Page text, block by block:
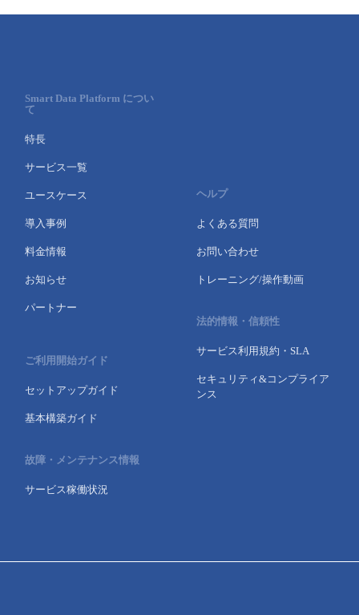
Smart Data Platform につい
て
特長
サービス一覧
ユースケース
導入事例
料金情報
お知らせ
パートナー
ご利用開始ガイド
セットアップガイド
基本構築ガイド
故障・メンテナンス情報
サービス稼働状況
ヘルプ
よくある質問
お問い合わせ
トレーニング/操作動画
法的情報・信頼性
サービス利用規約・SLA
セキュリティ&コンプライア
ンス